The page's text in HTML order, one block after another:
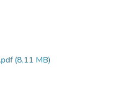
(8,11 MB)